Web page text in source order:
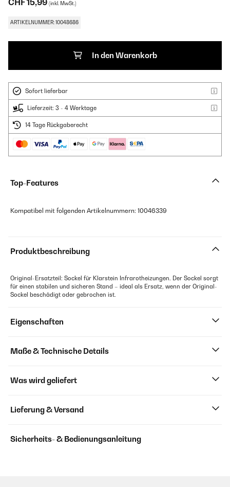
CHF 15,99 (inkl. MwSt.)
ARTIKELNUMMER: 10048686
In den Warenkorb
Sofort lieferbar
Lieferzeit: 3 - 4 Werktage
14 Tage Rückgaberecht
Top-Features
Kompatibel mit folgenden Artikelnummern: 10046339
Produktbeschreibung
Original-Ersatzteil: Sockel für Klarstein Infrarotheizungen. Der Sockel sorgt
für einen stabilen und sicheren Stand – ideal als Ersatz, wenn der Original-
Sockel beschädigt oder gebrochen ist.
Eigenschaften
Maße & Technische Details
Was wird geliefert
Lieferung & Versand
Sicherheits- & Bedienungsanleitung